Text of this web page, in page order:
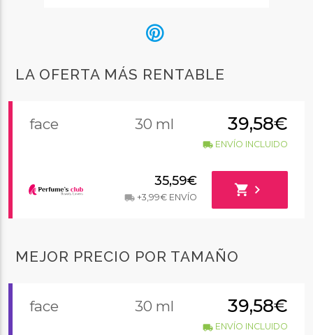
LA OFERTA MÁS RENTABLE
face 30 ml 39,58€
local_shippingENVÍO INCLUIDO
35,59€
local_shipping+3,99€ ENVÍO shopping_cart chevron_right
MEJOR PRECIO POR TAMAÑO
face 30 ml 39,58€
local_shippingENVÍO INCLUIDO